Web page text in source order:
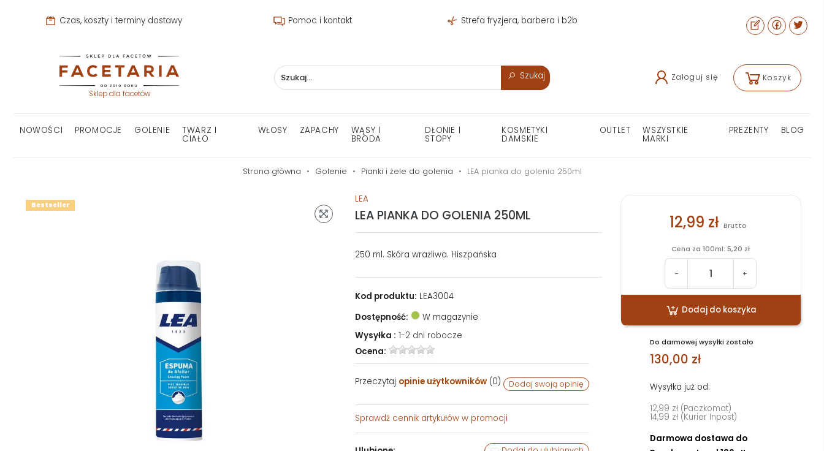
Czas, koszty i terminy dostawy Pomoc i kontakt Strefa fryzjera, barbera i b2b
Sklep dla facetów
Szukaj Zaloguj się Koszyk
NOWOŚCI PROMOCJE GOLENIE TWARZ I
CIAŁO
WŁOSY ZAPACHY WĄSY I
BRODA
DŁONIE I
STOPY
KOSMETYKI
DAMSKIE
OUTLET WSZYSTKIE
MARKI
PREZENTY BLOG
Strona główna Golenie Pianki i żele do golenia LEA pianka do golenia 250ml
Bestseller
LEA
LEA PIANKA DO GOLENIA 250ML
250 ml. Skóra wrażliwa. Hiszpańska
Kod produktu: LEA3004
Dostępność:
W magazynie
Wysyłka : 1-2 dni robocze
Ocena:
Przeczytaj opinie użytkowników(0) Dodaj swoją opinię
Sprawdź cennik artykułów w promocji
12,99 zł Brutto
Cena za 100ml: 5,20 zł
- +
Dodaj do koszyka
Do darmowej wysyłki zostało
130,00 zł
Wysyłka już od:
12,99 zł (Paczkomat)
14,99 zł (Kurier Inpost)
Darmowa dostawa do